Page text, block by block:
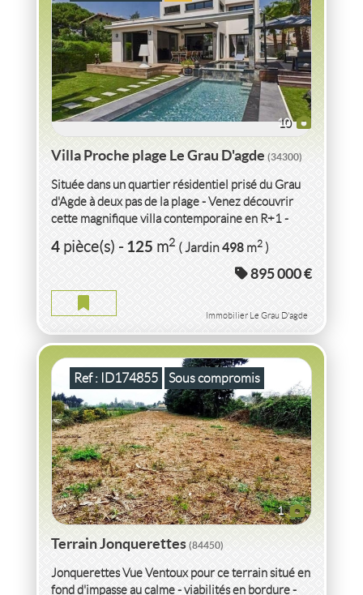
10
Villa Proche plage Le Grau D'agde(34300)
Située dans un quartier résidentiel prisé du Grau
d'Agde à deux pas de la plage - Venez découvrir
cette magnifique villa contemporaine en R+1 -
dans...
4pièce(s)-125m2 ( Jardin498m2)
895 000 €
Immobilier Le Grau D'agde
1
Ref : ID174855 Sous compromis
VENTETERRAIN JONQUERETTES(84450)
TERRAIN JONQUERETTES
TerrainN.C.m2
Terrain Jonquerettes(84450)
Jonquerettes Vue Ventoux pour ce terrain situé en
fond d'impasse au calme - viabilités en bordure -